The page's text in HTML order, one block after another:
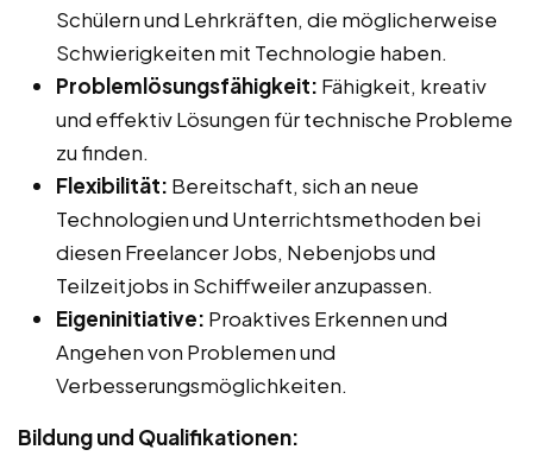
Schülern und Lehrkräften, die möglicherweise
Schwierigkeiten mit Technologie haben.
Problemlösungsfähigkeit: Fähigkeit, kreativ
und effektiv Lösungen für technische Probleme
zu finden.
Flexibilität: Bereitschaft, sich an neue
Technologien und Unterrichtsmethoden bei
diesen Freelancer Jobs, Nebenjobs und
Teilzeitjobs in Schiffweiler anzupassen.
Eigeninitiative: Proaktives Erkennen und
Angehen von Problemen und
Verbesserungsmöglichkeiten.
Bildung und Qualifikationen: